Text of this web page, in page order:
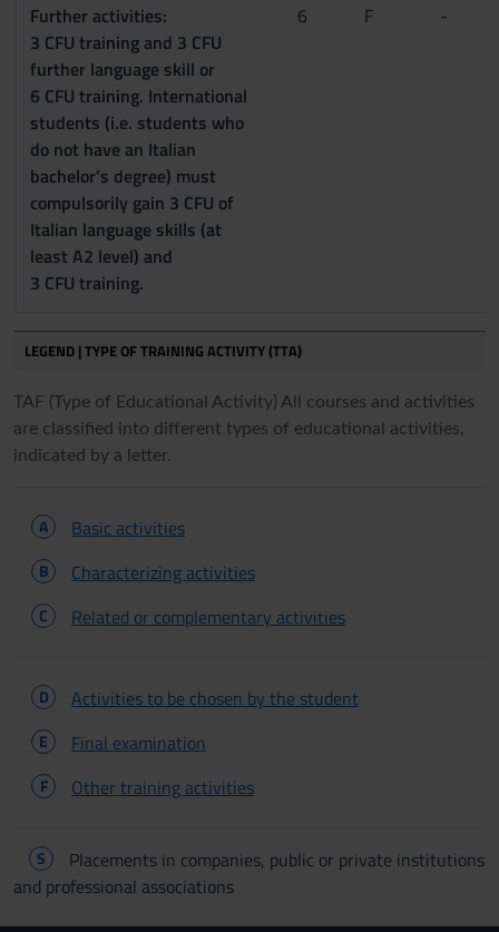
Further activities:
3 CFU training and 3 CFU
further language skill or
6 CFU training. International
students (i.e. students who
do not have an Italian
bachelor’s degree) must
compulsorily gain 3 CFU of
Italian language skills (at
least A2 level) and
3 CFU training.
6 F -
LEGEND | TYPE OF TRAINING ACTIVITY (TTA)
TAF (Type of Educational Activity) All courses and activities
are classified into different types of educational activities,
indicated by a letter.
A Basic activities
B Characterizing activities
C Related or complementary activities
D Activities to be chosen by the student
E Final examination
F Other training activities
S
Placements in companies, public or private institutions
and professional associations